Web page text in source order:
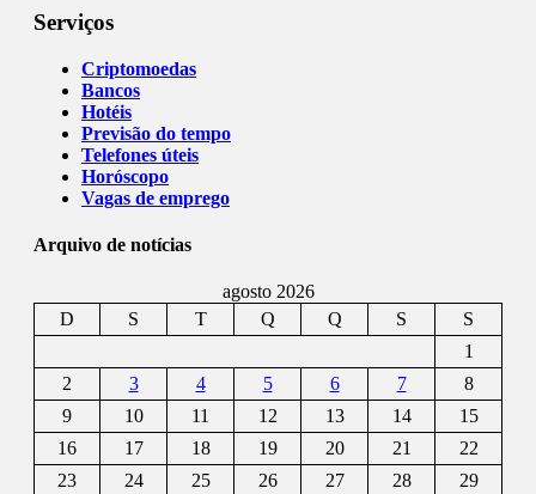
Serviços
Criptomoedas
Bancos
Hotéis
Previsão do tempo
Telefones úteis
Horóscopo
Vagas de emprego
Arquivo de notícias
agosto 2026
D
S T Q Q S
S
1
2
3 4 5 6 7
8
9
10 11 12 13 14
15
16
17 18 19 20 21
22
23
24 25 26 27 28
29